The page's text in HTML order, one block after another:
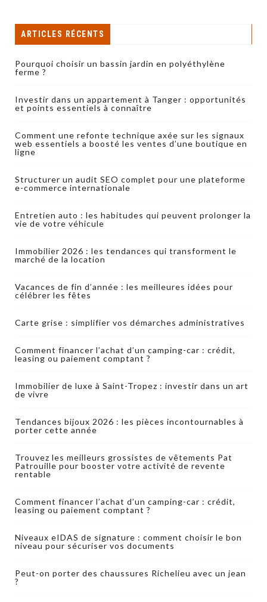
ARTICLES RÉCENTS
Pourquoi choisir un bassin jardin en polyéthylène
ferme ?
Investir dans un appartement à Tanger : opportunités
et points essentiels à connaître
Comment une refonte technique axée sur les signaux
web essentiels a boosté les ventes d’une boutique en
ligne
Structurer un audit SEO complet pour une plateforme
e-commerce internationale
Entretien auto : les habitudes qui peuvent prolonger la
vie de votre véhicule
Immobilier 2026 : les tendances qui transforment le
marché de la location
Vacances de fin d’année : les meilleures idées pour
célébrer les fêtes
Carte grise : simplifier vos démarches administratives
Comment financer l’achat d’un camping-car : crédit,
leasing ou paiement comptant ?
Immobilier de luxe à Saint-Tropez : investir dans un art
de vivre
Tendances bijoux 2026 : les pièces incontournables à
porter cette année
Trouvez les meilleurs grossistes de vêtements Pat
Patrouille pour booster votre activité de revente
rentable
Comment financer l’achat d’un camping-car : crédit,
leasing ou paiement comptant ?
Niveaux eIDAS de signature : comment choisir le bon
niveau pour sécuriser vos documents
Peut-on porter des chaussures Richelieu avec un jean
?